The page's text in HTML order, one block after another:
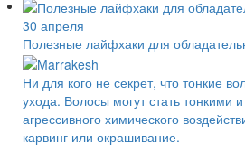
30 апреля
Полезные лайфхаки для
Ни для кого не секрет, что тонкие
ухода. Волосы могут стать тонкими
агрессивного химического
карвинг или окрашивание.